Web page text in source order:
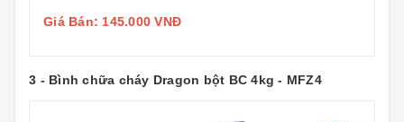
Giá Bán: 145.000 VNĐ
3 - Bình chữa cháy Dragon bột BC 4kg - MFZ4